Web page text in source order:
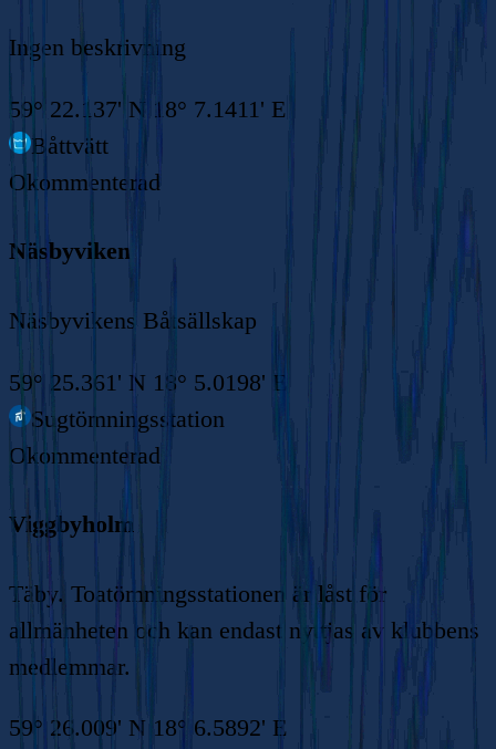
Ingen beskrivning
59° 22.137' N 18° 7.1411' E
Båttvätt
Okommenterad
Näsbyviken
Näsbyvikens Båtsällskap
59° 25.361' N 18° 5.0198' E
Sugtömningsstation
Okommenterad
Viggbyholm
Täby. Toatömningsstationen är låst för
allmänheten och kan endast nyttjas av klubbens
medlemmar.
59° 26.009' N 18° 6.5892' E